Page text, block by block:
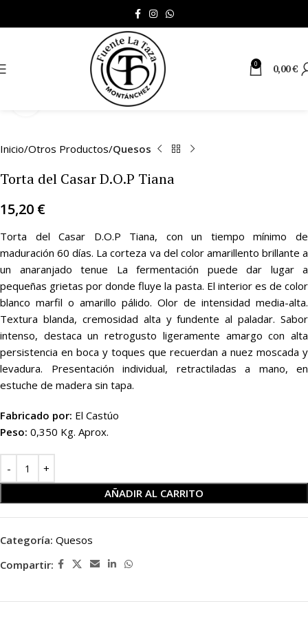
0 0,00€
Clic para ampliar
Inicio Otros Productos Quesos
Torta del Casar D.O.P Tiana
15,20 €
Torta del Casar D.O.P Tiana, con un tiempo mínimo de
maduración 60 días. La corteza va del color amarillento brillante a
un anaranjado tenue La fermentación puede dar lugar a
pequeñas grietas por donde fluye la pasta. El interior es de color
blanco marfil o amarillo pálido. Olor de intensidad media-alta.
Textura blanda, cremosidad alta y fundente al paladar. Sabor
intenso, destaca un retrogusto ligeramente amargo con alta
persistencia en boca y toques que recuerdan a nuez moscada y
levadura. Presentación individual, retractiladas a mano, en
estuche de madera sin tapa.
Fabricado por: El Castúo
Peso: 0,350 Kg. Aprox.
AÑADIR AL CARRITO
Categoría: Quesos
Compartir: